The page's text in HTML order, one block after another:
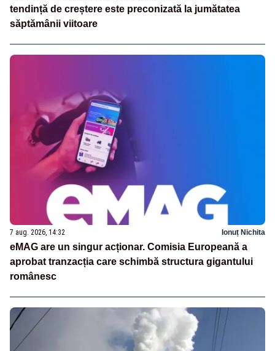
tendință de creștere este preconizată la jumătatea
săptămânii viitoare
7 aug. 2026, 14:32 Ionuț Nichita
eMAG are un singur acționar. Comisia Europeană a
aprobat tranzacția care schimbă structura gigantului
românesc